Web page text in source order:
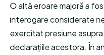
O altă eroare majoră a
interogare considerate
exercitat presiune
declarațiile acestora. În